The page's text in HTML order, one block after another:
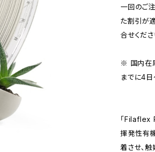
一回のご
た割引が
合せくださ
※ 国内在
までに4日
「Filaflex
揮発性有
着させ、